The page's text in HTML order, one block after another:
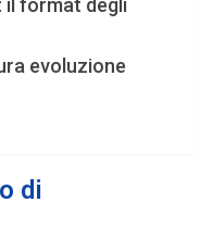
il format degli
evoluzione
di